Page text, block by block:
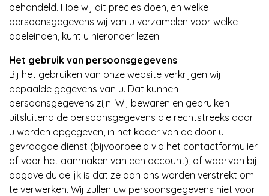
behandeld. Hoe wij dit precies doen, en welke
persoonsgegevens wij van u verzamelen voor welke
doeleinden, kunt u hieronder lezen.
Het gebruik van persoonsgegevens
Bij het gebruiken van onze website verkrijgen wij
bepaalde gegevens van u. Dat kunnen
persoonsgegevens zijn. Wij bewaren en gebruiken
uitsluitend de persoonsgegevens die rechtstreeks door
u worden opgegeven, in het kader van de door u
gevraagde dienst (bijvoorbeeld via het contactformulier
of voor het aanmaken van een account), of waarvan bij
opgave duidelijk is dat ze aan ons worden verstrekt om
te verwerken. Wij zullen uw persoonsgegevens niet voor